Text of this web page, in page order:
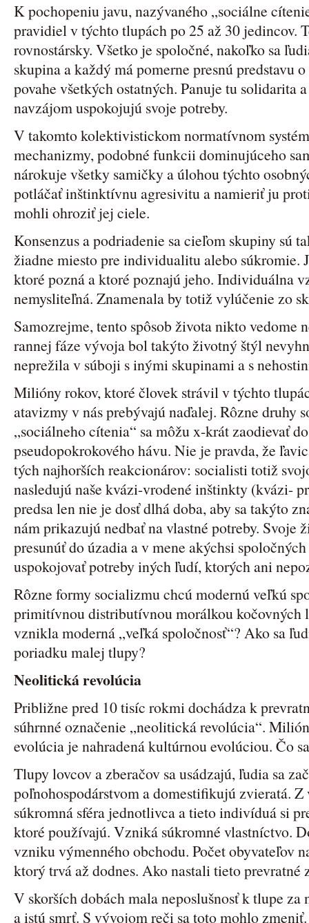
K pochopeniu javu, nazývaného „sociálne
pravidiel v týchto tlupách po 25 až 30 jedincov.
rovnostársky. Všetko je spoločné, nakoľko sa
skupina a každý má pomerne presnú predstavu
povahe všetkých ostatných. Panuje tu solidarita
navzájom uspokojujú svoje potreby.
V takomto kolektivistickom normatívnom
mechanizmy, podobné funkcii dominujúceho
nárokuje všetky samičky a úlohou týchto
potláčať inštinktívnu agresivitu a namieriť ju
mohli ohroziť jej ciele.
Konsenzus a podriadenie sa cieľom skupiny sú
žiadne miesto pre individualitu alebo súkromie.
ktoré pozná a ktoré poznajú jeho. Individuálna
nemysliteľná. Znamenala by totiž vylúčenie zo
Samozrejme, tento spôsob života nikto vedome
rannej fáze vývoja bol takýto životný štýl
neprežila v súboji s inými skupinami a s
Milióny rokov, ktoré človek strávil v týchto
atavizmy v nás prebývajú naďalej. Rôzne druhy
„sociálneho cítenia“ sa môžu x-krát zaodievať
pseudopokrokového hávu. Nie je pravda, že
tých najhorších reakcionárov: socialisti totiž
nasledujú naše kvázi-vrodené inštinkty (kvázi-
predsa len nie je dosť dlhá doba, aby sa takýto
nám prikazujú nedbať na vlastné potreby. Svoje
presunúť do úzadia a v mene akýchsi
uspokojovať potreby iných ľudí, ktorých ani
Rôzne formy socializmu chcú modernú veľkú
primitívnou distributívnou morálkou kočovných
vznikla moderná „veľká spoločnosť“? Ako sa
poriadku malej tlupy?
Neolitická revolúcia
Približne pred 10 tisíc rokmi dochádza k
súhrnné označenie „neolitická revolúcia“.
evolúcia je nahradená kultúrnou evolúciou. Čo
Tlupy lovcov a zberačov sa usádzajú, ľudia sa
poľnohospodárstvom a domestifikujú zvieratá.
súkromná sféra jednotlivca a tieto indivíduá si
ktoré používajú. Vzniká súkromné vlastníctvo.
vzniku výmenného obchodu. Počet obyvateľov
ktorý trvá až dodnes. Ako nastali tieto prevratné
V skorších dobách mala neposlušnosť k tlupe
a istú smrť. S vývojom reči sa toto mohlo